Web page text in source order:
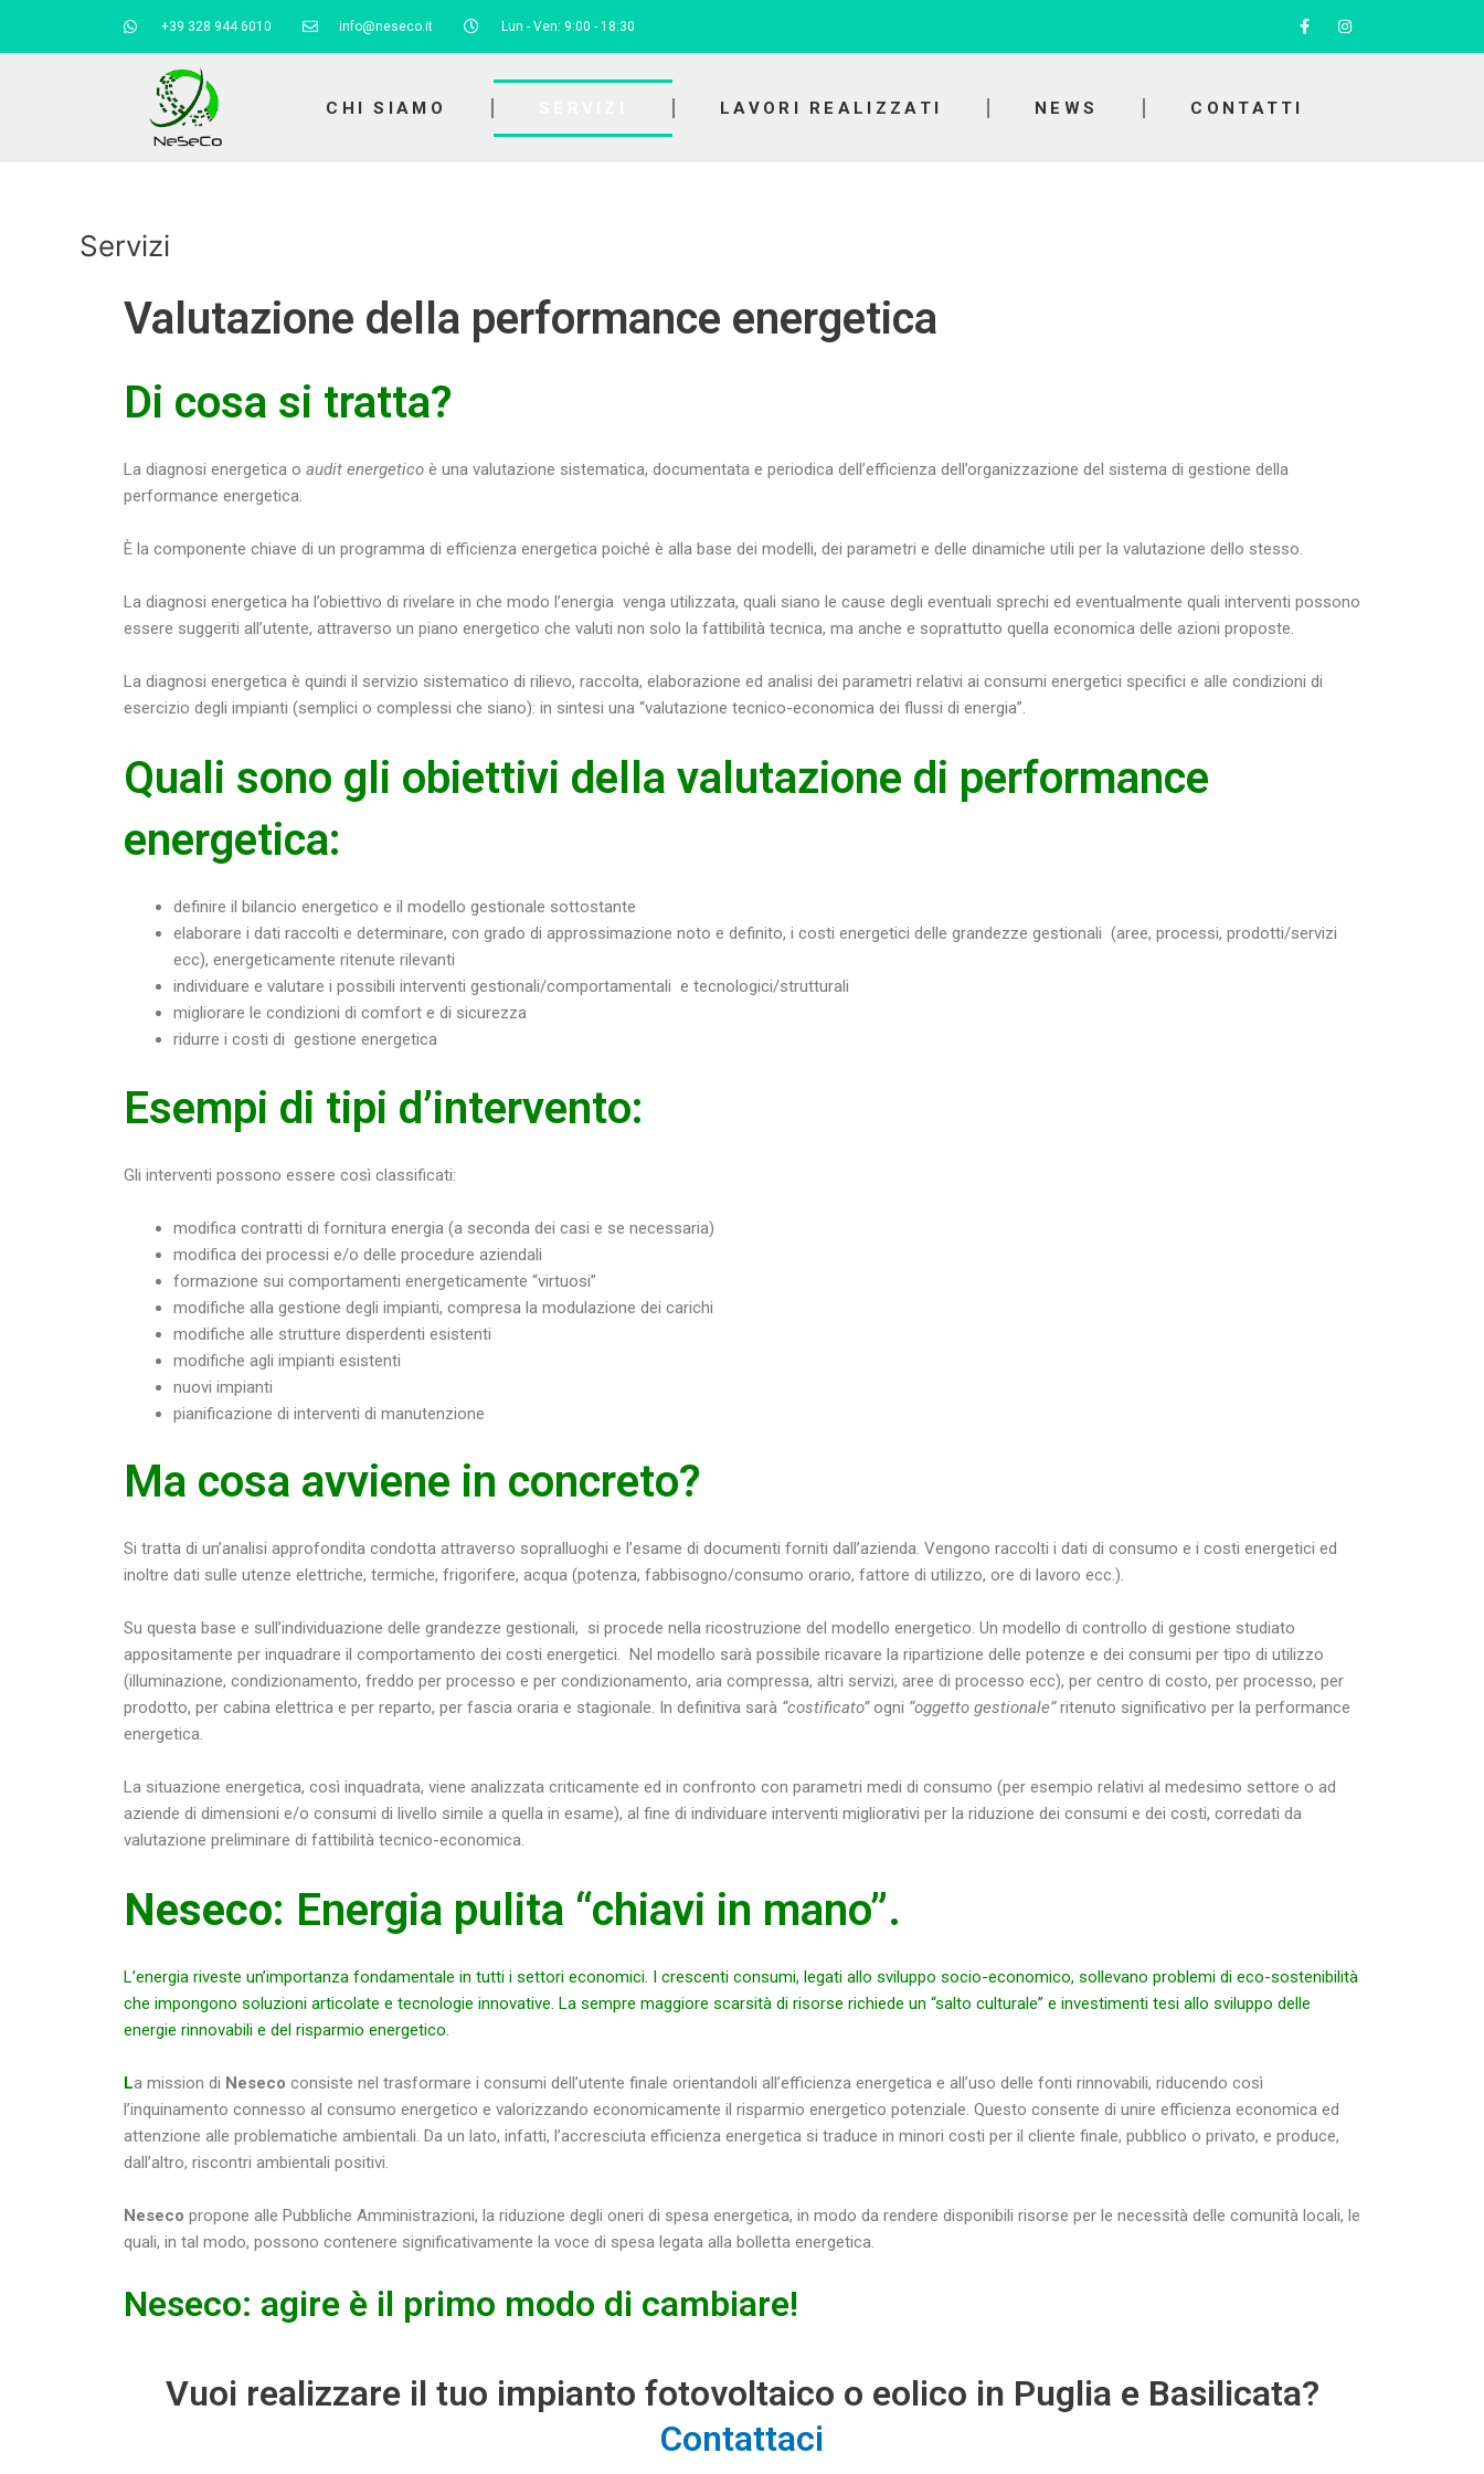
+39 328 944 6010 info@neseco.it Lun - Ven: 9:00 - 18:30
F
a
I
n
CHI SIAMO LAVORI REALIZZATI NEWS CONTATTI
Servizi
Valutazione della performance energetica
Di cosa si tratta?
La diagnosi energetica o audit energetico è una valutazione sistematica, documentata e periodica dell’efficienza dell’organizzazione del sistema di gestione della
performance energetica.
È la componente chiave di un programma di efficienza energetica poiché è alla base dei modelli, dei parametri e delle dinamiche utili per la valutazione dello stesso.
La diagnosi energetica ha l’obiettivo di rivelare in che modo l’energia venga utilizzata, quali siano le cause degli eventuali sprechi ed eventualmente quali interventi possono
essere suggeriti all’utente, attraverso un piano energetico che valuti non solo la fattibilità tecnica, ma anche e soprattutto quella economica delle azioni proposte.
La diagnosi energetica è quindi il servizio sistematico di rilievo, raccolta, elaborazione ed analisi dei parametri relativi ai consumi energetici specifici e alle condizioni di
esercizio degli impianti (semplici o complessi che siano): in sintesi una “valutazione tecnico-economica dei flussi di energia”.
Quali sono gli obiettivi della valutazione di performance
energetica:
definire il bilancio energetico e il modello gestionale sottostante
elaborare i dati raccolti e determinare, con grado di approssimazione noto e definito, i costi energetici delle grandezze gestionali (aree, processi, prodotti/servizi
ecc), energeticamente ritenute rilevanti
individuare e valutare i possibili interventi gestionali/comportamentali e tecnologici/strutturali
migliorare le condizioni di comfort e di sicurezza
ridurre i costi di gestione energetica
Esempi di tipi d’intervento:
Gli interventi possono essere così classificati:
modifica contratti di fornitura energia (a seconda dei casi e se necessaria)
modifica dei processi e/o delle procedure aziendali
formazione sui comportamenti energeticamente “virtuosi”
modifiche alla gestione degli impianti, compresa la modulazione dei carichi
modifiche alle strutture disperdenti esistenti
modifiche agli impianti esistenti
nuovi impianti
pianificazione di interventi di manutenzione
Ma cosa avviene in concreto?
Si tratta di un’analisi approfondita condotta attraverso sopralluoghi e l’esame di documenti forniti dall’azienda. Vengono raccolti i dati di consumo e i costi energetici ed
inoltre dati sulle utenze elettriche, termiche, frigorifere, acqua (potenza, fabbisogno/consumo orario, fattore di utilizzo, ore di lavoro ecc.).
Su questa base e sull’individuazione delle grandezze gestionali, si procede nella ricostruzione del modello energetico. Un modello di controllo di gestione studiato
appositamente per inquadrare il comportamento dei costi energetici. Nel modello sarà possibile ricavare la ripartizione delle potenze e dei consumi per tipo di utilizzo
(illuminazione, condizionamento, freddo per processo e per condizionamento, aria compressa, altri servizi, aree di processo ecc), per centro di costo, per processo, per
prodotto, per cabina elettrica e per reparto, per fascia oraria e stagionale. In definitiva sarà “costificato”ogni “oggetto gestionale”ritenuto significativo per la performance
energetica.
La situazione energetica, così inquadrata, viene analizzata criticamente ed in confronto con parametri medi di consumo (per esempio relativi al medesimo settore o ad
aziende di dimensioni e/o consumi di livello simile a quella in esame), al fine di individuare interventi migliorativi per la riduzione dei consumi e dei costi, corredati da
valutazione preliminare di fattibilità tecnico-economica.
Neseco: Energia pulita “chiavi in mano”.
L’energia riveste un’importanza fondamentale in tutti i settori economici. I crescenti consumi, legati allo sviluppo socio-economico, sollevano problemi di eco-sostenibilità
che impongono soluzioni articolate e tecnologie innovative. La sempre maggiore scarsità di risorse richiede un “salto culturale” e investimenti tesi allo sviluppo delle
energie rinnovabili e del risparmio energetico.
La mission di Neseco consiste nel trasformare i consumi dell’utente finale orientandoli all’efficienza energetica e all’uso delle fonti rinnovabili, riducendo così
l’inquinamento connesso al consumo energetico e valorizzando economicamente il risparmio energetico potenziale. Questo consente di unire efficienza economica ed
attenzione alle problematiche ambientali. Da un lato, infatti, l’accresciuta efficienza energetica si traduce in minori costi per il cliente finale, pubblico o privato, e produce,
dall’altro, riscontri ambientali positivi.
Neseco propone alle Pubbliche Amministrazioni, la riduzione degli oneri di spesa energetica, in modo da rendere disponibili risorse per le necessità delle comunità locali, le
quali, in tal modo, possono contenere significativamente la voce di spesa legata alla bolletta energetica.
Neseco: agire è il primo modo di cambiare!
Vuoi realizzare il tuo impianto fotovoltaico o eolico in Puglia e Basilicata?
Contattaci